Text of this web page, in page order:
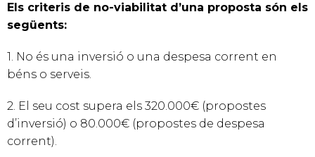
Els criteris de no-viabilitat d’una proposta són els
següents:
1. No és una inversió o una despesa corrent en
béns o serveis.
2. El seu cost supera els 320.000€ (propostes
d’inversió) o 80.000€ (propostes de despesa
corrent).